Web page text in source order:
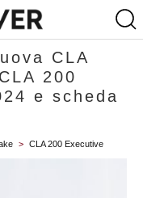
CLA
200
e scheda
> CLA 200 Executive